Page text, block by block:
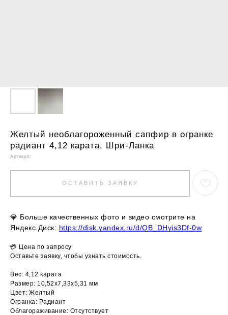
Желтый необлагороженный сапфир в огранке
радиант 4,12 карата, Шри-Ланка
Артикул:
ОСТАВИТЬ ЗАЯВКУ
💎 Больше качественных фото и видео смотрите на
Яндекс.Диск: https://disk.yandex.ru/d/QB_DHyis3Df-0w
💳 Цена по запросу
Оставьте заявку, чтобы узнать стоимость.
Вес: 4,12 карата
Размер: 10,52х7,33х5,31 мм
Цвет: Желтый
Огранка: Радиант
Облагораживание: Отсутствует